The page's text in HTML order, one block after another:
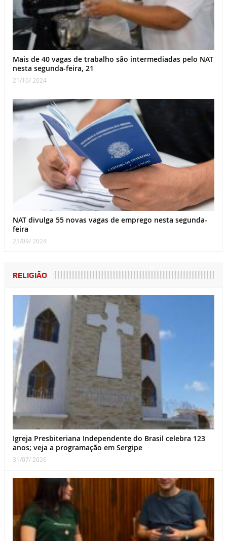
Mais de 40 vagas de trabalho são intermediadas pelo NAT
nesta segunda-feira, 21
21/10/ 2024
NAT divulga 55 novas vagas de emprego nesta segunda-
feira
23/09/ 2024
RELIGIÃO
Igreja Presbiteriana Independente do Brasil celebra 123
anos; veja a programação em Sergipe
31/07/ 2026